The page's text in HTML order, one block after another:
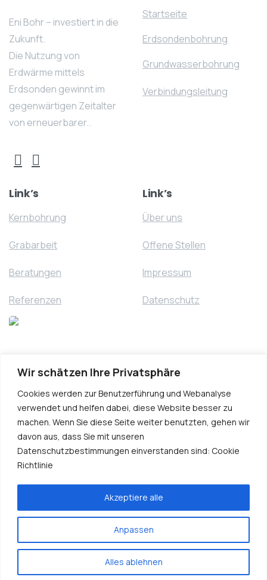
Wir schätzen Ihre Privatsphäre
Cookies werden zur Benutzerführung und Webanalyse
verwendet und helfen dabei, diese Website besser zu
machen. Wenn Sie diese Seite weiter benutzten, gehen wir
davon aus, dass Sie mit unseren
Datenschutzbestimmungen einverstanden sind: Cookie
Richtlinie
Anpassen
Alles ablehnen
Akzeptiere alle
Eni Bohr – investiert in die
Zukunft.
Die Nutzung von
Erdwärme mittels
Erdsonden gewinnt im
gegenwärtigen Zeitalter
von erneuerbarer..
Startseite
Erdsondenbohrung
Grundwasserbohrung
Verbindungsleitung
Link’s
Kernbohrung
Grabarbeit
Beratungen
Referenzen
Link’s
Über uns
Offene Stellen
Impressum
Datenschutz
Kontakt
Copyright ©2024Eni BohrbyMF CodingAll Rights
Reserved.